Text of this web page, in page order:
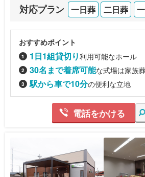
対応プラン 一日葬 二日葬
おすすめポイント
1日1組貸切り利用可能なホール
30名まで着席可能な式場は家族
駅から車で10分の便利な立地
電話をかける